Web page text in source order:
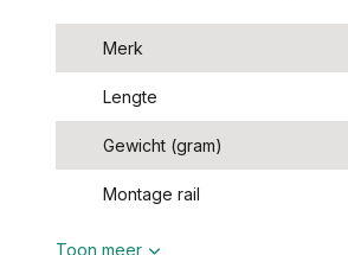
Merk
Lengte
Gewicht (gram)
Montage rail
Toon meer